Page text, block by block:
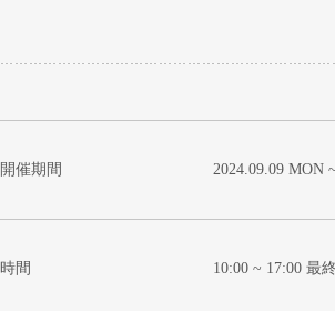
開催期間 2024.09.09 MON
時間 10:00 ~ 17:00 最